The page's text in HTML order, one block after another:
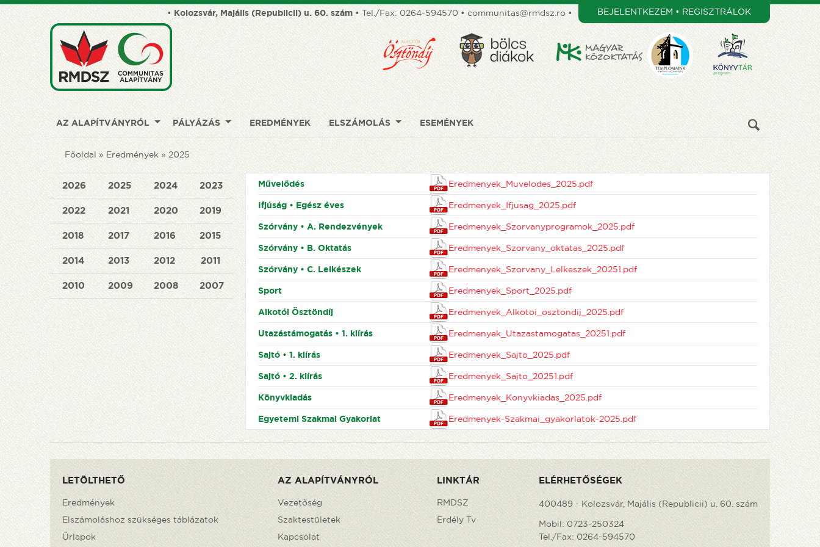
• Kolozsvár, Majális (Republicii) u. 60. szám • Tel./Fax: 0264-594570 • communitas@rmdsz.ro • BEJELENTKEZEM • REGISZTRÁLOK
AZ ALAPÍTVÁNYRÓL PÁLYÁZÁS EREDMÉNYEK ELSZÁMOLÁS ESEMÉNYEK
Főoldal Eredmények 2025
2026 2025 2024 2023
2022 2021 2020 2019
2018 2017 2016 2015
2014 2013 2012 2011
2010 2009 2008 2007
Művelődés Eredmenyek_Muvelodes_2025.pdf
Ifjúság • Egész éves Eredmenyek_Ifjusag_2025.pdf
Szórvány • A. Rendezvények Eredmenyek_Szorvanyprogramok_2025.pdf
Szórvány • B. Oktatás Eredmenyek_Szorvany_oktatas_2025.pdf
Szórvány • C. Lelkészek Eredmenyek_Szorvany_Lelkeszek_20251.pdf
Sport Eredmenyek_Sport_2025.pdf
Alkotói Ösztöndíj Eredmenyek_Alkotoi_osztondij_2025.pdf
Utazástámogatás • 1. kiírás Eredmenyek_Utazastamogatas_20251.pdf
Sajtó • 1. kiírás Eredmenyek_Sajto_2025.pdf
Sajtó • 2. kiírás Eredmenyek_Sajto_20251.pdf
Könyvkiadás Eredmenyek_Konyvkiadas_2025.pdf
Egyetemi Szakmai Gyakorlat Eredmenyek-Szakmai_gyakorlatok-2025.pdf
LETÖLTHETŐ
Eredmények
Elszámoláshoz szükséges táblázatok
Űrlapok
AZ ALAPÍTVÁNYRÓL
Vezetőség
Szaktestületek
Kapcsolat
LINKTÁR
RMDSZ
Erdély Tv
ELÉRHETŐSÉGEK
400489 - Kolozsvár, Majális (Republicii) u. 60. szám
Mobil: 0723-250324
Tel./Fax: 0264-594570